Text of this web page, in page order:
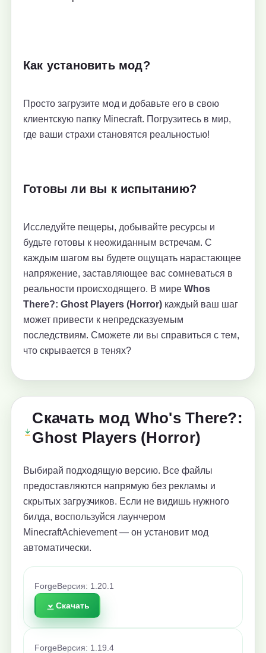
Как установить мод?
Просто загрузите мод и добавьте его в свою
клиентскую папку Minecraft. Погрузитесь в мир,
где ваши страхи становятся реальностью!
Готовы ли вы к испытанию?
Исследуйте пещеры, добывайте ресурсы и
будьте готовы к неожиданным встречам. С
каждым шагом вы будете ощущать нарастающее
напряжение, заставляющее вас сомневаться в
реальности происходящего. В мире Whos
There?: Ghost Players (Horror) каждый ваш шаг
может привести к непредсказуемым
последствиям. Сможете ли вы справиться с тем,
что скрывается в тенях?
Скачать мод Who's There?:
Ghost Players (Horror)
Выбирай подходящую версию. Все файлы
предоставляются напрямую без рекламы и
скрытых загрузчиков. Если не видишь нужного
билда, воспользуйся лаунчером
MinecraftAchievement — он установит мод
автоматически.
Forge Версия: 1.20.1
Скачать
Forge Версия: 1.19.4